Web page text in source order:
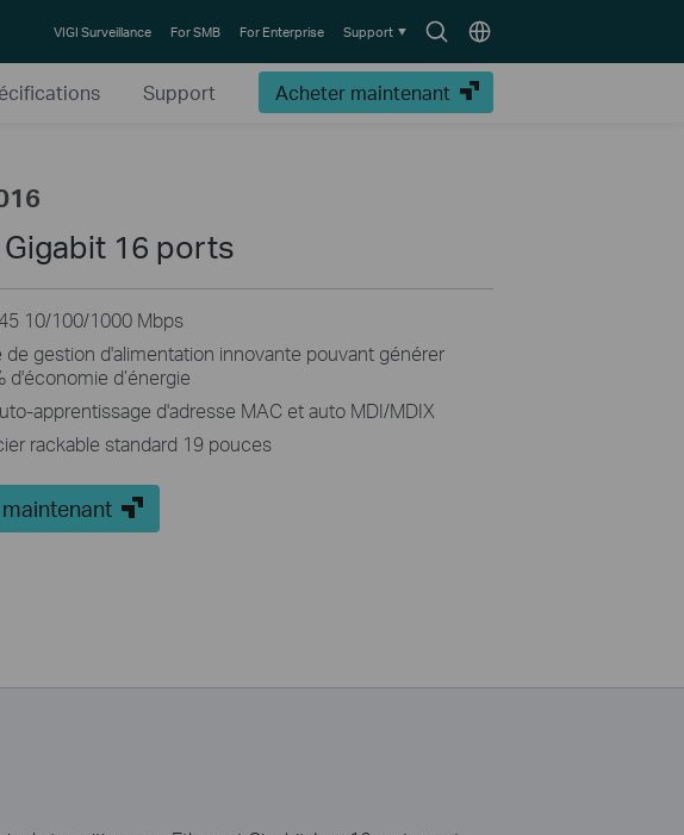
SearchChoose
VIGI Surveillance For SMB For Enterprise Support
Support Acheter maintenant
16 ports
10/100/1000 Mbps
de gestion d'alimentation innovante pouvant générer
d'économie d’énergie
apprentissage d'adresse MAC et auto MDI/MDIX
rackable standard 19 pouces